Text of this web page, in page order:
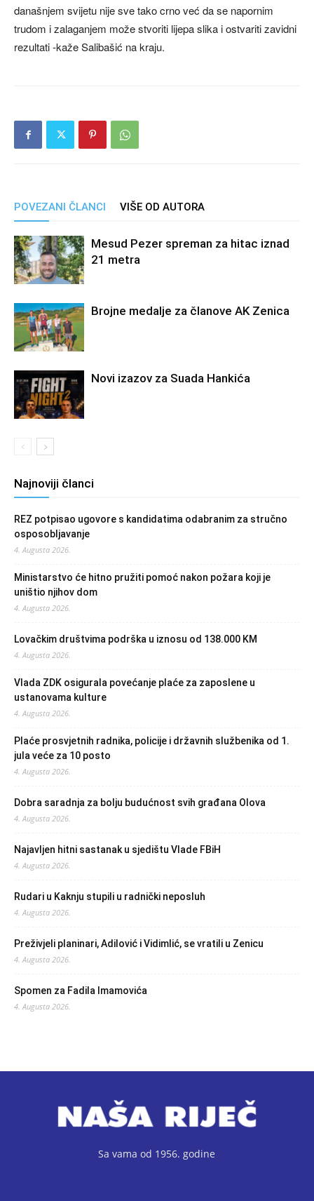
današnjem svijetu nije sve tako crno već da se napornim
trudom i zalaganjem može stvoriti lijepa slika i ostvariti zavidni
rezultati -kaže Salibašić na kraju.
POVEZANI ČLANCI VIŠE OD AUTORA
Mesud Pezer spreman za hitac iznad
21 metra
Brojne medalje za članove AK Zenica
Novi izazov za Suada Hankića
Najnoviji članci
REZ potpisao ugovore s kandidatima odabranim za stručno
osposobljavanje
4. Augusta 2026.
Ministarstvo će hitno pružiti pomoć nakon požara koji je
uništio njihov dom
4. Augusta 2026.
Lovačkim društvima podrška u iznosu od 138.000 KM
4. Augusta 2026.
Vlada ZDK osigurala povećanje plaće za zaposlene u
ustanovama kulture
4. Augusta 2026.
Plaće prosvjetnih radnika, policije i državnih službenika od 1.
jula veće za 10 posto
4. Augusta 2026.
Dobra saradnja za bolju budućnost svih građana Olova
4. Augusta 2026.
Najavljen hitni sastanak u sjedištu Vlade FBiH
4. Augusta 2026.
Rudari u Kaknju stupili u radnički neposluh
4. Augusta 2026.
Preživjeli planinari, Adilović i Vidimlić, se vratili u Zenicu
4. Augusta 2026.
Spomen za Fadila Imamovića
4. Augusta 2026.
Sa vama od 1956. godine